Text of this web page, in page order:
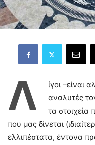
Λ
ίγοι –είναι
αναλυτές
τα
που μας δίνεται
ελλιπέστατα, έντονα